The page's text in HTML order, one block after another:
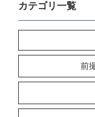
カテゴリ一覧
前